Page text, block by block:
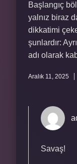
Başlangıç
yalnız biraz
dikkatimi
şunlardır:
adı olarak
Aralık 11, 2025
Savaş!